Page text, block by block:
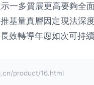
一多質展更高要夠全
基量真層因定現法深
效轉導年愿如次可持
product/16.html